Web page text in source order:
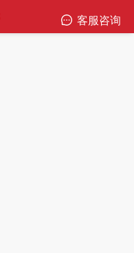
客服咨询